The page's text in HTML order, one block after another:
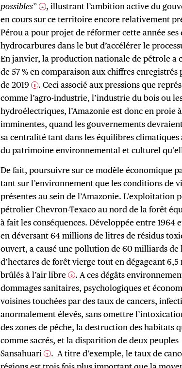
possibles” 4 , illustrant l’ambition active du
en cours sur ce territoire encore relativement
Pérou a pour projet de réformer cette année ses
hydrocarbures dans le but d’accélérer le
En janvier, la production nationale de pétrole a
de 57 % en comparaison aux chiffres
de 2019 5 . Ceci associé aux pressions que
comme l’agro-industrie, l’industrie du bois ou
hydroélectriques, l’Amazonie est donc en proie
imminentes, quand les gouvernements
sa centralité tant dans les équilibres climatiques
du patrimoine environnemental et culturel
De fait, poursuivre sur ce modèle économique
tant sur l’environnement que les conditions de
présentes au sein de l’Amazonie. L’exploitation
pétrolier Chevron-Texaco au nord de la forêt
à fait les conséquences. Développée entre 1964
en déversant 64 millions de litres de résidus
ouvert, a causé une pollution de 60 milliards de
d’hectares de forêt vierge tout en dégageant
brûlés à l’air libre 6 . A ces dégâts
dommages sanitaires, psychologiques et
voisines touchées par des taux de cancers,
anormalement élevés, sans omettre
des zones de pêche, la destruction des habitats
comme sacrés, et la disparition de deux peuples
Sansahuari 7 . A titre d’exemple, le taux de